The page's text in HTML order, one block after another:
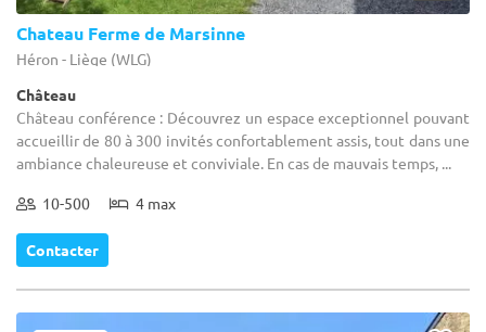
Chateau Ferme de Marsinne
Héron - Liège (WLG)
Château
Château conférence : Découvrez un espace exceptionnel pouvant
accueillir de 80 à 300 invités confortablement assis, tout dans une
ambiance chaleureuse et conviviale. En cas de mauvais temps, ...
10-500 4 max
Contacter